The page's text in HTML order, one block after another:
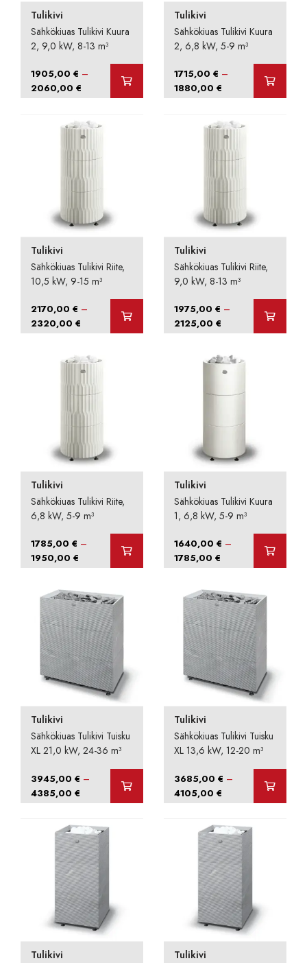
Tulikivi
Sähkökiuas Tulikivi Kuura
2, 9,0 kW, 8-13 m³
1905,00€ –
2060,00€ Hintaluokka:
1905,00 €
2060,00 €
Tulikivi
Sähkökiuas Tulikivi Kuura
2, 6,8 kW, 5-9 m³
1715,00€ –
1880,00€ Hintaluokka:
1715,00 €
1880,00 €
Tulikivi
Sähkökiuas Tulikivi Riite,
10,5 kW, 9-15 m³
2170,00€ –
2320,00€ Hintaluokka:
2170,00 €
2320,00 €
Tulikivi
Sähkökiuas Tulikivi Riite,
9,0 kW, 8-13 m³
1975,00€ –
2125,00€ Hintaluokka:
1975,00 €
2125,00 €
Tulikivi
Sähkökiuas Tulikivi Riite,
6,8 kW, 5-9 m³
1785,00€ –
1950,00€ Hintaluokka:
1785,00 €
1950,00 €
Tulikivi
Sähkökiuas Tulikivi Kuura
1, 6,8 kW, 5-9 m³
1640,00€ –
1785,00€ Hintaluokka:
1640,00 €
1785,00 €
Tulikivi
Sähkökiuas Tulikivi Tuisku
XL 21,0 kW, 24-36 m³
3945,00€ –
4385,00€ Hintaluokka:
3945,00 €
4385,00 €
Tulikivi
Sähkökiuas Tulikivi Tuisku
XL 13,6 kW, 12-20 m³
3685,00€ –
4105,00€ Hintaluokka:
3685,00 €
4105,00 €
Tulikivi
Tulikivi